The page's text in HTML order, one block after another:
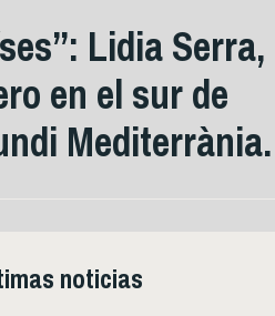
Lidia Serra,
en el sur de
Mediterrània.
noticias